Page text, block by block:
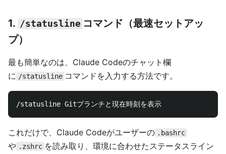
1. /statusline コマンド（最速セットアッ
プ）
最も簡単なのは、Claude Codeのチャット欄
に /statusline コマンドを入力する方法です。
これだけで、Claude Codeがユーザーの .bashrc
や .zshrc を読み取り、環境に合わせたステータスライン